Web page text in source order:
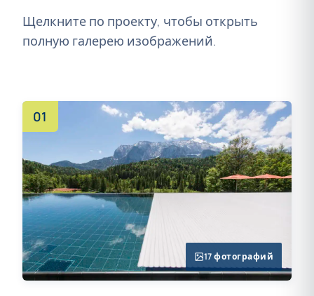
Щелкните по проекту, чтобы открыть
полную галерею изображений.
01
17 фотографий